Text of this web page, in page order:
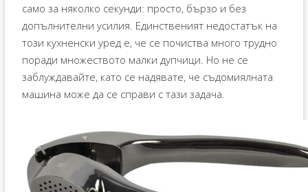
само за няколко секунди: просто, бързо и без
допълнителни усилия. Единственият недостатък на
този кухненски уред е, че се почиства много трудно
поради множеството малки дупчици. Но не се
заблуждавайте, като се надявате, че съдомиялната
машина може да се справи с тази задача.